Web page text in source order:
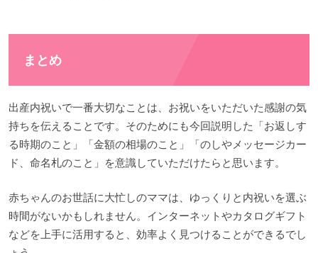
まとめ
出産内祝いで一番大切なことは、お祝いをいただいた感謝の気
持ちを伝えることです。そのためにも今回説明した「お返しす
る時期のこと」「金額の相場のこと」「のしやメッセージカー
ド、命名札のこと」を意識していただけたらと思います。
赤ちゃんのお世話に大忙しのママは、ゆっくりと内祝いを選ぶ
時間がないかもしれません。インターネットやカタログギフト
などを上手に活用すると、効率よく見つけることができるでし